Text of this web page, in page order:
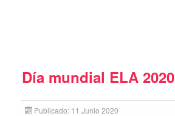
Día mundial ELA 2020
Publicado: 11 Junio 2020